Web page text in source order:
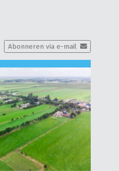
Abonneren via e-mail